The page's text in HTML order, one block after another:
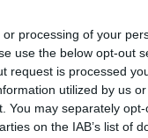
processing of your
use the below opt-out
request is processed
utilized by us
You may separately
on the IAB’s list of
a las
con
la actividad
de la semana
son mucho